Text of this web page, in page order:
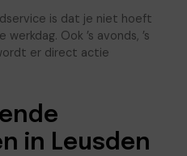
is dat je niet hoeft
Ook ’s avonds, ’s
er direct actie
in Leusden